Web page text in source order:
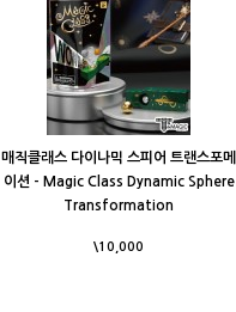
매직클래스 다이나믹 스피어 트랜스포메
이션 - Magic Class Dynamic Sphere
Transformation
\10,000